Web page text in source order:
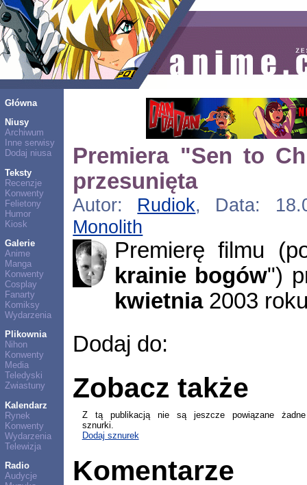
Główna
Niusy
Archiwum
Inne serwisy
Dodaj niusa
Teksty
Recenzje
Konwenty
Felietony
Humor
Kiosk
Galerie
Anime
Manga
Konwenty
Cosplay
Fanarty
Komiksy
Wydarzenia
Plikownia
Nihon
Konwenty
Media
Teledyski
Zwiastuny
Kalendarz
Rynek
Konwenty
Wydarzenia
Telewizja
Radio
Audycje
Premiera "Sen to
przesunięta
Autor: Rudiok, Data:
Monolith
Premierę filmu
krainie bogów")
kwietnia2003
Dodaj do:
Zobacz także
Z tą publikacją nie są jeszcze powiązane żadne
sznurki.
Dodaj sznurek
Komentarze